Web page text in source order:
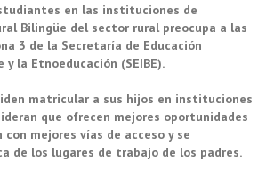
en las instituciones de
Bilingüe del sector rural preocupa a las
3 de la Secretaría de Educación
la Etnoeducación (SEIBE).
matricular a sus hijos en instituciones
que ofrecen mejores oportunidades
con mejores vías de acceso y se
de los lugares de trabajo de los padres.